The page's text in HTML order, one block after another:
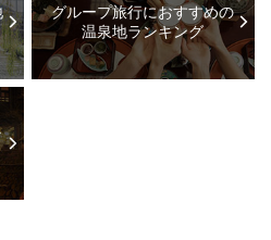
グループ旅行におすすめの
温泉地ランキング